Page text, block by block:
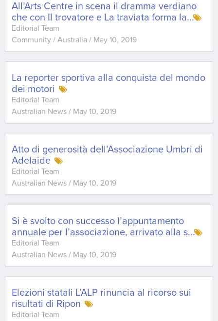
All’Arts Centre in scena il dramma verdiano
che con Il trovatore e La traviata forma la...
Editorial Team
Community / Australia / May 10, 2019
La reporter sportiva alla conquista del mondo
dei motori
Editorial Team
Australian News / May 10, 2019
Atto di generosità dell’Associazione Umbri di
Adelaide
Editorial Team
Australian News / May 10, 2019
Si è svolto con successo l’appuntamento
annuale per l’associazione, arrivato alla s...
Editorial Team
Australian News / May 10, 2019
Elezioni statali L’ALP rinuncia al ricorso sui
risultati di Ripon
Editorial Team